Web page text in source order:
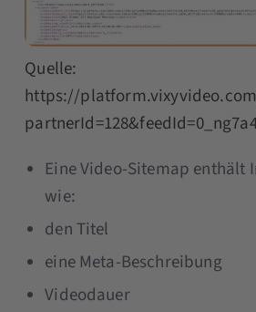
Quelle:
https://
Eine Video-Sitemap enthält
wie:
den Titel
eine Meta-Beschreibung
Videodauer